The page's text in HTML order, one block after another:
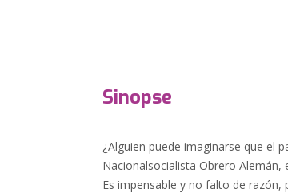
Sinopse
¿Alguien puede imaginarse que el
Nacionalsocialista Obrero
Es impensable y no falto de razón,